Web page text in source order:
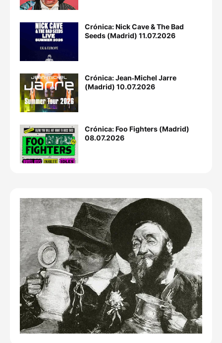
Crónica: Nick Cave & The Bad
Seeds (Madrid) 11.07.2026
Crónica: Jean‐Michel Jarre
(Madrid) 10.07.2026
Crónica: Foo Fighters (Madrid)
08.07.2026